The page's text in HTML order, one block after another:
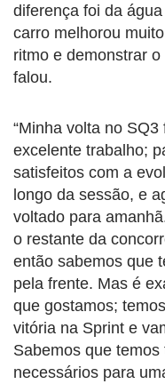
diferença foi da
carro melhorou
ritmo e demonstrar
falou.
“Minha volta no
excelente trabalho;
satisfeitos com a
longo da sessão, e
voltado para
o restante da
então sabemos que
pela frente. Mas é
que gostamos;
vitória na Sprint e
Sabemos que
necessários para